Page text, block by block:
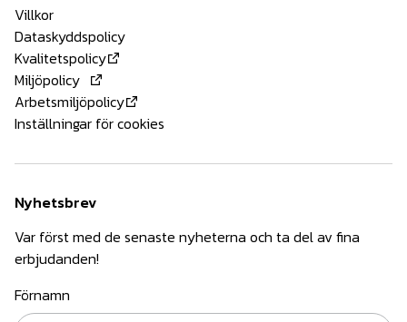
Villkor
Dataskyddspolicy
Kvalitetspolicy
Miljöpolicy
Arbetsmiljöpolicy
Inställningar för cookies
Nyhetsbrev
Var först med de senaste nyheterna och ta del av fina
erbjudanden!
Förnamn